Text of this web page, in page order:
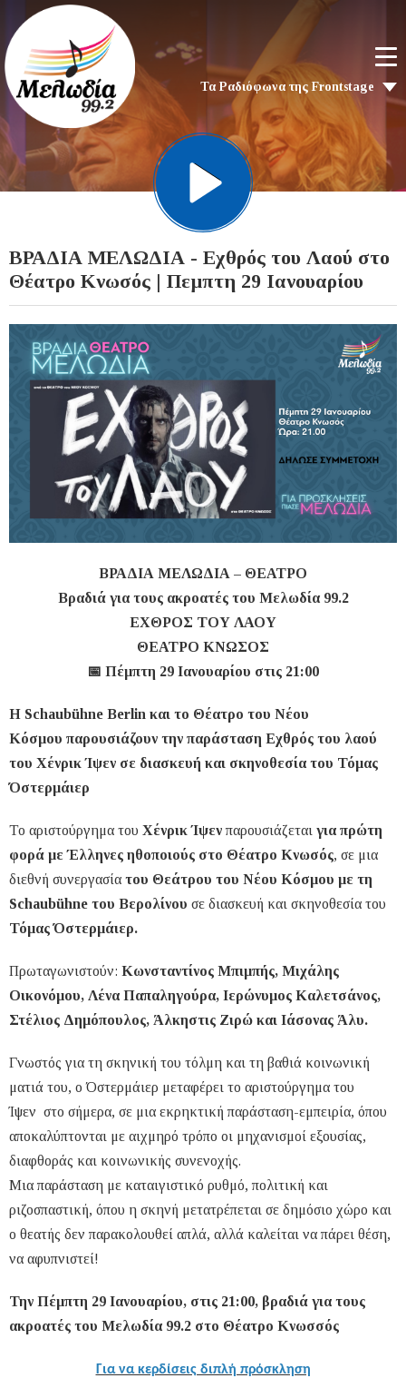
Τα Ραδιόφωνα της Frontstage
ΒΡΑΔΙΑ ΜΕΛΩΔΙΑ - Εχθρός του Λαού στο
Θέατρο Κνωσός | Πεμπτη 29 Ιανουαρίου
ΒΡΑΔΙΑ ΜΕΛΩΔΙΑ – ΘΕΑΤΡΟ
Βραδιά για τους ακροατές του Μελωδία 99.2
ΕΧΘΡΟΣ ΤΟΥ ΛΑΟΥ
ΘΕΑΤΡΟ ΚΝΩΣΟΣ
📅 Πέμπτη 29 Ιανουαρίου στις 21:00
Η Schaubühne Berlin και το Θέατρο του Νέου
Κόσμου παρουσιάζουν την παράσταση Εχθρός του λαού
του Χένρικ Ίψεν σε διασκευή και σκηνοθεσία του Τόμας
Όστερμάιερ
Το αριστούργημα του Χένρικ Ίψεν παρουσιάζεται για πρώτη
φορά με Έλληνες ηθοποιούς στο Θέατρο Κνωσός, σε μια
διεθνή συνεργασία του Θεάτρου του Νέου Κόσμου με τη
Schaubühne του Βερολίνου σε διασκευή και σκηνοθεσία του
Τόμας Όστερμάιερ.
Πρωταγωνιστούν: Κωνσταντίνος Μπιμπής, Μιχάλης
Οικονόμου, Λένα Παπαληγούρα, Ιερώνυμος Καλετσάνος,
Στέλιος Δημόπουλος, Άλκηστις Ζιρώ και Ιάσονας Άλυ.
Γνωστός για τη σκηνική του τόλμη και τη βαθιά κοινωνική
ματιά του, ο Όστερμάιερ μεταφέρει το αριστούργημα του
Ίψεν στο σήμερα, σε μια εκρηκτική παράσταση-εμπειρία, όπου
αποκαλύπτονται με αιχμηρό τρόπο οι μηχανισμοί εξουσίας,
διαφθοράς και κοινωνικής συνενοχής.
Μια παράσταση με καταιγιστικό ρυθμό, πολιτική και
ριζοσπαστική, όπου η σκηνή μετατρέπεται σε δημόσιο χώρο και
ο θεατής δεν παρακολουθεί απλά, αλλά καλείται να πάρει θέση,
να αφυπνιστεί!
Την Πέμπτη 29 Ιανουαρίου, στις 21:00, βραδιά για τους
ακροατές του Μελωδία 99.2 στο Θέατρο Κνωσσός
Για να κερδίσεις διπλή πρόσκληση